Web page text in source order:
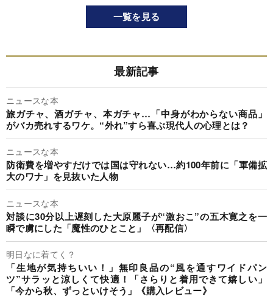
一覧を見る
最新記事
ニュースな本
旅ガチャ、酒ガチャ、本ガチャ…「中身がわからない商品」
がバカ売れするワケ。“外れ”すら喜ぶ現代人の心理とは？
ニュースな本
防衛費を増やすだけでは国は守れない…約100年前に「軍備拡
大のワナ」を見抜いた人物
ニュースな本
対談に30分以上遅刻した大原麗子が“激おこ”の五木寛之を一
瞬で虜にした「魔性のひとこと」〈再配信〉
明日なに着てく？
「生地が気持ちいい！」無印良品の“風を通すワイドパン
ツ”サラッと涼しくて快適！「さらりと着用できて嬉しい」
「今から秋、ずっといけそう」《購入レビュー》